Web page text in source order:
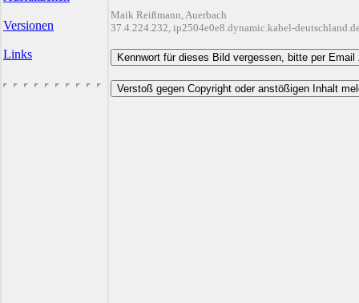
Versionen
Links
Maik Reißmann, Auerbach
37.4.224.232, ip2504e0e8.dynamic.kabel-